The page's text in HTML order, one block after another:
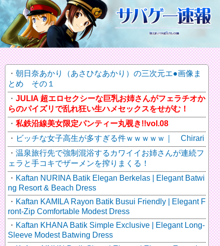
朝日奈あかり（あさひなあかり）の三次元エ●画像ま
とめ その１
JULIA 超エロセクシーな巨乳お姉さんがフェラチオか
らのパイズリで乱れ狂い生ハメセックスをせがむ！
私鉄沿線美女限定パンティー丸覗き!!vol.08
ビッチな女子高生が多すぎる件ｗｗｗｗｗ｜ Chirari
温泉旅行先で強制混浴するカワイイお姉さんが連続フ
ェラと手コキでザーメンを搾りまくる！
Kaftan NURINA Batik Elegan Berkelas | Elegant Batwi
ng Resort & Beach Dress
Kaftan KAMILA Rayon Batik Busui Friendly | Elegant F
ront-Zip Comfortable Modest Dress
Kaftan KHANA Batik Simple Exclusive | Elegant Long-
Sleeve Modest Batwing Dress